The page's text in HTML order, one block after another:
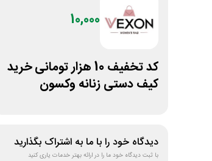
10,000
کد تخفیف 10 هزار تومانی خرید
کیف دستی زنانه وکسون
دیدگاه خود را با ما به اشتراک بگذارید
با ثبت دیدگاه خود ما را در ارائه بهتر خدمات یاری کنید